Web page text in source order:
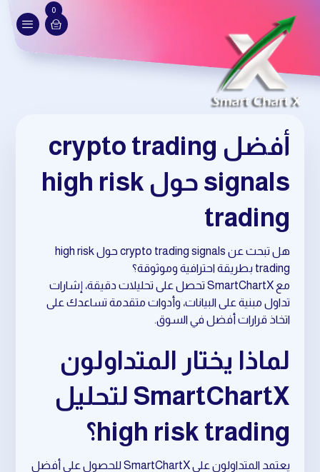
0
أفضل crypto trading
signals حول high risk
trading
هل تبحث عن crypto trading signals حول high risk
trading بطريقة احترافية وموثوقة؟
مع SmartChartX تحصل على تحليلات دقيقة، إشارات
تداول مبنية على البيانات، وأدوات متقدمة تساعدك على
اتخاذ قرارات أفضل في السوق.
لماذا يختار المتداولون
SmartChartX لتحليل
high risk trading؟
يعتمد المتداولون على SmartChartX للحصول على أفضل